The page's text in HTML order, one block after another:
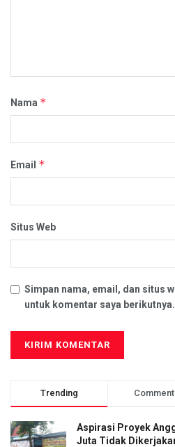
Nama *
Email *
Situs Web
Simpan nama, email, dan situs
untuk komentar saya berikutnya.
Trending
Aspirasi Proyek
Juta Tidak